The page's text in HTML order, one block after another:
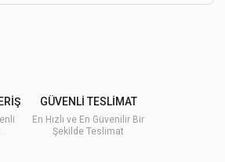
GÜVENLİ TESLİMAT
En Hızlı ve En Güvenilir Bir
Şekilde Teslimat